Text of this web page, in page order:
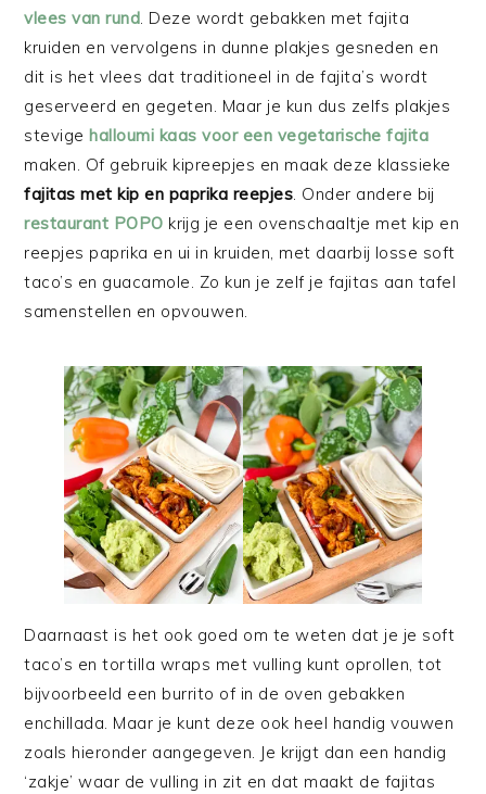
vlees van rund. Deze wordt gebakken met fajita
kruiden en vervolgens in dunne plakjes gesneden en
dit is het vlees dat traditioneel in de fajita’s wordt
geserveerd en gegeten. Maar je kun dus zelfs plakjes
stevigehalloumi kaas voor een vegetarische fajita
maken. Of gebruik kipreepjes en maak deze klassieke
fajitas met kip en paprika reepjes. Onder andere bij
restaurant POPO krijg je een ovenschaaltje met kip en
reepjes paprika en ui in kruiden, met daarbij losse soft
taco’s en guacamole. Zo kun je zelf je fajitas aan tafel
samenstellen en opvouwen.
Daarnaast is het ook goed om te weten dat je je soft
taco’s en tortilla wraps met vulling kunt oprollen, tot
bijvoorbeeld een burrito of in de oven gebakken
enchillada. Maar je kunt deze ook heel handig vouwen
zoals hieronder aangegeven. Je krijgt dan een handig
‘zakje’ waar de vulling in zit en dat maakt de fajitas